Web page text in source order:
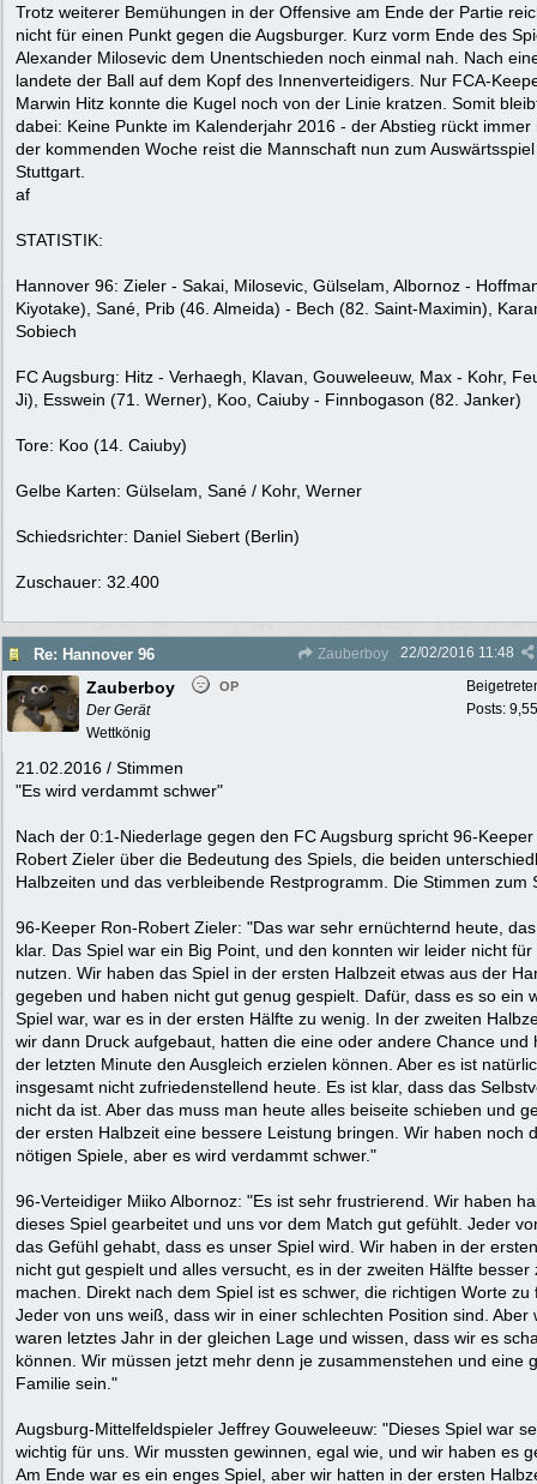
Trotz weiterer Bemühungen in der Offensive am Ende der Partie
nicht für einen Punkt gegen die Augsburger. Kurz vorm Ende des
Alexander Milosevic dem Unentschieden noch einmal nah. Nach
landete der Ball auf dem Kopf des Innenverteidigers. Nur FCA-
Marwin Hitz konnte die Kugel noch von der Linie kratzen. Somit
dabei: Keine Punkte im Kalenderjahr 2016 - der Abstieg rückt immer
der kommenden Woche reist die Mannschaft nun zum
Stuttgart.
af
STATISTIK:
Hannover 96: Zieler - Sakai, Milosevic, Gülselam, Albornoz -
Kiyotake), Sané, Prib (46. Almeida) - Bech (82. Saint-Maximin),
Sobiech
FC Augsburg: Hitz - Verhaegh, Klavan, Gouweleeuw, Max - Kohr,
Ji), Esswein (71. Werner), Koo, Caiuby - Finnbogason (82. Janker)
Tore: Koo (14. Caiuby)
Gelbe Karten: Gülselam, Sané / Kohr, Werner
Schiedsrichter: Daniel Siebert (Berlin)
Zuschauer: 32.400
Re: Hannover 96 Zauberboy 22/02/2016 11:48
Posts:
Zauberboy OP
Der Gerät
Wettkönig
21.02.2016 / Stimmen
"Es wird verdammt schwer"
Nach der 0:1-Niederlage gegen den FC Augsburg spricht 96-
Robert Zieler über die Bedeutung des Spiels, die beiden
Halbzeiten und das verbleibende Restprogramm. Die Stimmen zum
96-Keeper Ron-Robert Zieler: "Das war sehr ernüchternd heute,
klar. Das Spiel war ein Big Point, und den konnten wir leider nicht für
nutzen. Wir haben das Spiel in der ersten Halbzeit etwas aus der
gegeben und haben nicht gut genug gespielt. Dafür, dass es so ein
Spiel war, war es in der ersten Hälfte zu wenig. In der zweiten
wir dann Druck aufgebaut, hatten die eine oder andere Chance und
der letzten Minute den Ausgleich erzielen können. Aber es ist
insgesamt nicht zufriedenstellend heute. Es ist klar, dass das
nicht da ist. Aber das muss man heute alles beiseite schieben und
der ersten Halbzeit eine bessere Leistung bringen. Wir haben noch
nötigen Spiele, aber es wird verdammt schwer."
96-Verteidiger Miiko Albornoz: "Es ist sehr frustrierend. Wir haben
dieses Spiel gearbeitet und uns vor dem Match gut gefühlt. Jeder
das Gefühl gehabt, dass es unser Spiel wird. Wir haben in der
nicht gut gespielt und alles versucht, es in der zweiten Hälfte besser
machen. Direkt nach dem Spiel ist es schwer, die richtigen Worte zu
Jeder von uns weiß, dass wir in einer schlechten Position sind. Aber
waren letztes Jahr in der gleichen Lage und wissen, dass wir es
können. Wir müssen jetzt mehr denn je zusammenstehen und eine
Familie sein."
Augsburg-Mittelfeldspieler Jeffrey Gouweleeuw: "Dieses Spiel war
wichtig für uns. Wir mussten gewinnen, egal wie, und wir haben es
Am Ende war es ein enges Spiel, aber wir hatten in der ersten